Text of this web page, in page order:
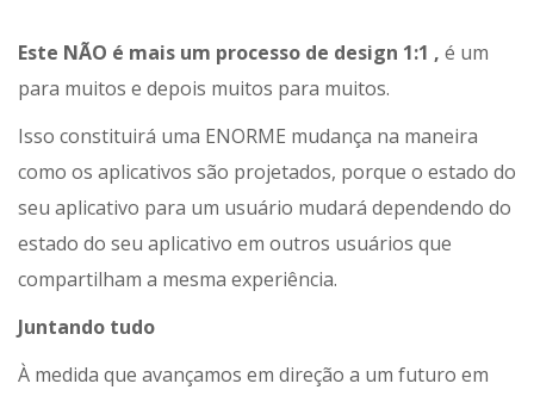
Este NÃO é mais um processo de design 1:1 , é um
para muitos e depois muitos para muitos.
Isso constituirá uma ENORME mudança na maneira
como os aplicativos são projetados, porque o estado do
seu aplicativo para um usuário mudará dependendo do
estado do seu aplicativo em outros usuários que
compartilham a mesma experiência.
Juntando tudo
À medida que avançamos em direção a um futuro em